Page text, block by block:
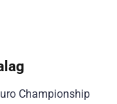
Championship